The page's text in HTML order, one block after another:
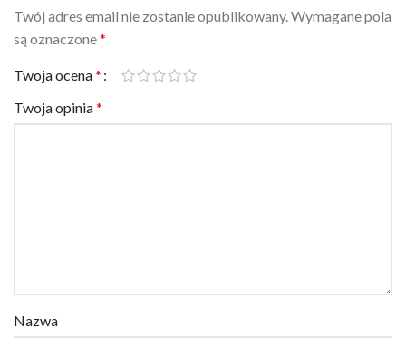
Twój adres email nie zostanie opublikowany.
Wymagane pola
są oznaczone *
Twoja ocena *
Twoja opinia *
Nazwa